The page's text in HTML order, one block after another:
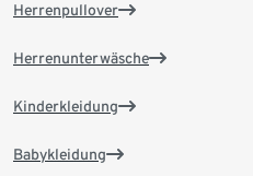
Herrenpullover
Herrenunterwäsche
Kinderkleidung
Babykleidung